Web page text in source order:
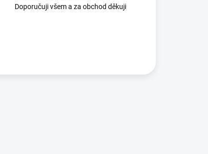
Doporučuji všem a za obchod děkuji